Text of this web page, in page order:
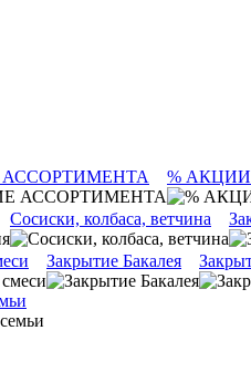
%
Сосиски, колбаса, ветчина
Закрытие Бакалея